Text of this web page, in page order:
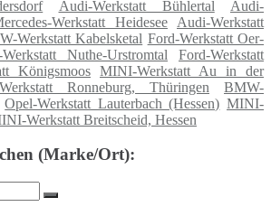
Audi-Werkstatt Bühlertal
Audi-
Werkstatt Heidesee
Audi-Werkstatt
Werkstatt Kabelsketal Ford-Werkstatt Oer-
Werkstatt Nuthe-Urstromtal
Ford-Werkstatt
Königsmoos MINI-Werkstatt Au in der
Werkstatt Ronneburg, Thüringen
BMW-
Opel-Werkstatt Lauterbach (Hessen) MINI-
Werkstatt Breitscheid, Hessen
(Marke/Ort):
Suchen